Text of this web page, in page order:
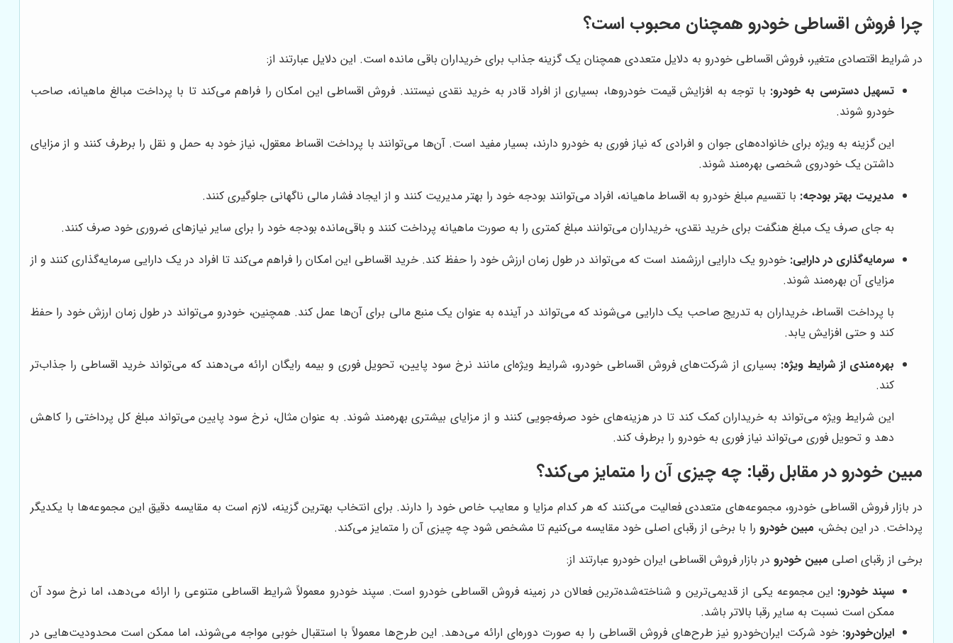
چرا فروش اقساطی خودرو همچنان محبوب است؟
در شرایط اقتصادی متغیر، فروش اقساطی خودرو به دلایل متعددی همچنان یک گزینه جذاب برای خریداران باقی مانده است. این دلایل عبارتند از:
تسهیل دسترسی به خودرو: با توجه به افزایش قیمت خودروها، بسیاری از افراد قادر به خرید نقدی نیستند. فروش اقساطی این امکان را فراهم می‌کند تا با پرداخت مبالغ ماهیانه، صاحب
خودرو شوند.
این گزینه به ویژه برای خانواده‌های جوان و افرادی که نیاز فوری به خودرو دارند، بسیار مفید است. آن‌ها می‌توانند با پرداخت اقساط معقول، نیاز خود به حمل و نقل را برطرف کنند و از مزایای
داشتن یک خودروی شخصی بهره‌مند شوند.
مدیریت بهتر بودجه: با تقسیم مبلغ خودرو به اقساط ماهیانه، افراد می‌توانند بودجه خود را بهتر مدیریت کنند و از ایجاد فشار مالی ناگهانی جلوگیری کنند.
به جای صرف یک مبلغ هنگفت برای خرید نقدی، خریداران می‌توانند مبلغ کمتری را به صورت ماهیانه پرداخت کنند و باقی‌مانده بودجه خود را برای سایر نیازهای ضروری خود صرف کنند.
سرمایه‌گذاری در دارایی: خودرو یک دارایی ارزشمند است که می‌تواند در طول زمان ارزش خود را حفظ کند. خرید اقساطی این امکان را فراهم می‌کند تا افراد در یک دارایی سرمایه‌گذاری کنند و از
مزایای آن بهره‌مند شوند.
با پرداخت اقساط، خریداران به تدریج صاحب یک دارایی می‌شوند که می‌تواند در آینده به عنوان یک منبع مالی برای آن‌ها عمل کند. همچنین، خودرو می‌تواند در طول زمان ارزش خود را حفظ
کند و حتی افزایش یابد.
بهره‌مندی از شرایط ویژه: بسیاری از شرکت‌های فروش اقساطی خودرو، شرایط ویژه‌ای مانند نرخ سود پایین، تحویل فوری و بیمه رایگان ارائه می‌دهند که می‌تواند خرید اقساطی را جذاب‌تر
کند.
این شرایط ویژه می‌تواند به خریداران کمک کند تا در هزینه‌های خود صرفه‌جویی کنند و از مزایای بیشتری بهره‌مند شوند. به عنوان مثال، نرخ سود پایین می‌تواند مبلغ کل پرداختی را کاهش
دهد و تحویل فوری می‌تواند نیاز فوری به خودرو را برطرف کند.
مبین خودرو در مقابل رقبا: چه چیزی آن را متمایز می‌کند؟
در بازار فروش اقساطی خودرو، مجموعه‌های متعددی فعالیت می‌کنند که هر کدام مزایا و معایب خاص خود را دارند. برای انتخاب بهترین گزینه، لازم است به مقایسه دقیق این مجموعه‌ها با یکدیگر
پرداخت. در این بخش، مبین خودرو را با برخی از رقبای اصلی خود مقایسه می‌کنیم تا مشخص شود چه چیزی آن را متمایز می‌کند.
برخی از رقبای اصلی مبین خودرو در بازار فروش اقساطی ایران خودرو عبارتند از:
سپند خودرو: این مجموعه یکی از قدیمی‌ترین و شناخته‌شده‌ترین فعالان در زمینه فروش اقساطی خودرو است. سپند خودرو معمولاً شرایط اقساطی متنوعی را ارائه می‌دهد، اما نرخ سود آن
ممکن است نسبت به سایر رقبا بالاتر باشد.
ایران‌خودرو: خود شرکت ایران‌خودرو نیز طرح‌های فروش اقساطی را به صورت دوره‌ای ارائه می‌دهد. این طرح‌ها معمولاً با استقبال خوبی مواجه می‌شوند، اما ممکن است محدودیت‌هایی در